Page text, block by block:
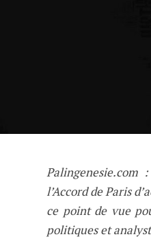
l’Accord de Paris
ce point de vue
politiques et